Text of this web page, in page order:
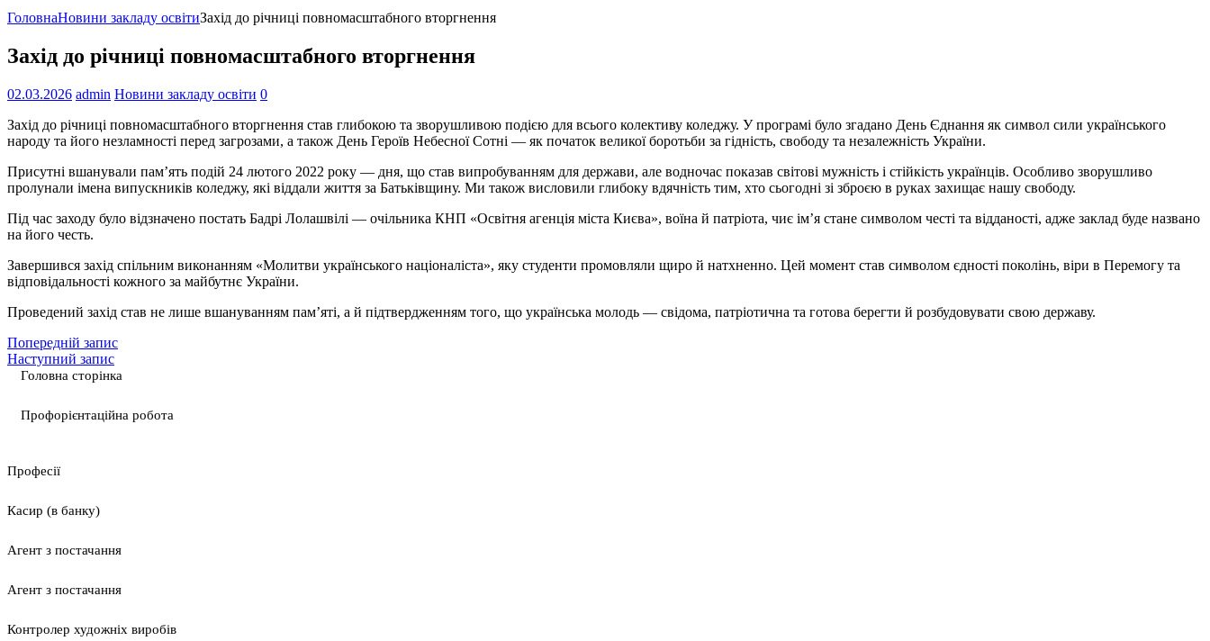
ГоловнаНовини закладу освітиЗахід до річниці повномасштабного вторгнення
Захід до річниці повномасштабного вторгнення
02.03.2026 admin Новини закладу освіти 0
Захід до річниці повномасштабного вторгнення став глибокою та зворушливою подією для всього колективу коледжу. У програмі було згадано День Єднання як символ сили українського
народу та його незламності перед загрозами, а також День Героїв Небесної Сотні — як початок великої боротьби за гідність, свободу та незалежність України.
Присутні вшанували пам’ять подій 24 лютого 2022 року — дня, що став випробуванням для держави, але водночас показав світові мужність і стійкість українців. Особливо зворушливо
пролунали імена випускників коледжу, які віддали життя за Батьківщину. Ми також висловили глибоку вдячність тим, хто сьогодні зі зброєю в руках захищає нашу свободу.
Під час заходу було відзначено постать Бадрі Лолашвілі — очільника КНП «Освітня агенція міста Києва», воїна й патріота, чиє ім’я стане символом честі та відданості, адже заклад буде названо
на його честь.
Завершився захід спільним виконанням «Молитви українського націоналіста», яку студенти промовляли щиро й натхненно. Цей момент став символом єдності поколінь, віри в Перемогу та
відповідальності кожного за майбутнє України.
Проведений захід став не лише вшануванням пам’яті, а й підтвердженням того, що українська молодь — свідома, патріотична та готова берегти й розбудовувати свою державу.
Попередній запис
Наступний запис
Головна сторінка
Профорієнтаційна робота
Професії
Касир (в банку)
Агент з постачання
Агент з постачання
Контролер художніх виробів